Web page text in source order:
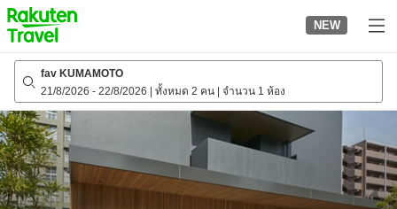
to
top
page
NEW
fav KUMAMOTO
21/8/2026 - 22/8/2026 ทั้งหมด 2 คน จำนวน 1 ห้อง